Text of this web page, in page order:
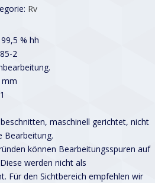
Rv
% hh
2
mm
maschinell gerichtet, nicht
können Bearbeitungsspuren auf
werden nicht als
Für den Sichtbereich empfehlen wir